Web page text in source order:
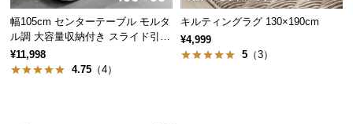
ン
セ
に
幅105cm センターテーブル モルタ
ル調 大容量収納付き スライド引き
出し2杯
¥11,998
4.75 （4）
キルティングラグ 130×190cm
¥4,999
5 （3）